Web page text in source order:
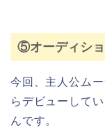
⑤オーディシ
今回、主人公ム
らデビューして
んです。